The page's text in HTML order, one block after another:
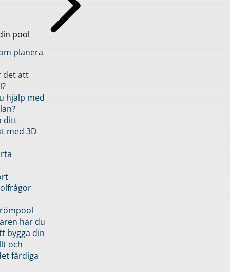
pool
planera
det att
hjälp med
ditt
med 3D
har du
bygga din
och
färdiga